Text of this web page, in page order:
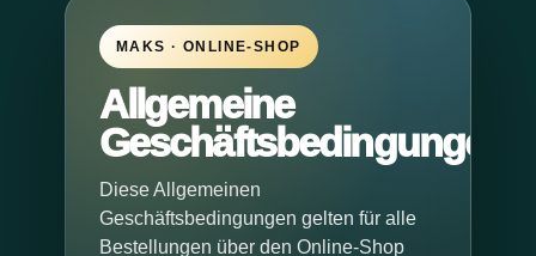
MEDIA
TVOG
INSTA
MAKS · ONLINE-SHOP
Allgemeine
Geschäftsbedingungen
Diese Allgemeinen
Geschäftsbedingungen gelten für alle
Bestellungen über den Online-Shop